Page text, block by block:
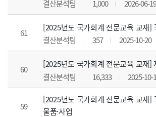
결산분석팀
1,000 2026-06-
61
[2025년도 국가회계 전문교육 교재]
결산분석팀
357 2025-10-20
60
[2025년도 국가회계 전문교육 교재]
결산분석팀
16,333 2025-10-
59
[2025년도 국가회계 전문교육 교재]
물품·사업